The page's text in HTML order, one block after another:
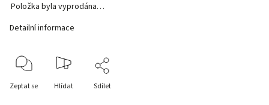
Položka byla vyprodána…
Detailní informace
Zeptat se Hlídat Sdílet